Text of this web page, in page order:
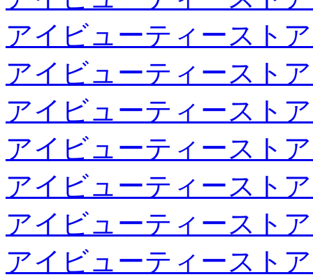
アイビューティースト
アイビューティースト
アイビューティースト
アイビューティースト
アイビューティースト
アイビューティースト
アイビューティースト